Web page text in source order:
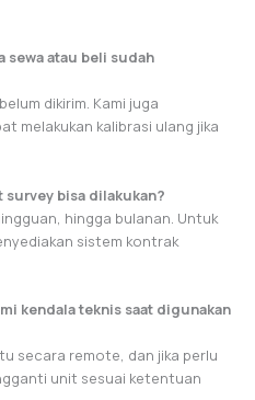
sewa atau beli sudah
dikirim. Kami juga
melakukan kalibrasi ulang jika
survey bisa dilakukan?
hingga bulanan. Untuk
sistem kontrak
kendala teknis saat digunakan
secara remote, dan jika perlu
unit sesuai ketentuan